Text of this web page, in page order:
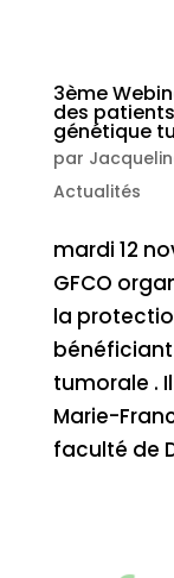
3ème
des
génétique
par
Actualités
mardi 12
GFCO
la
bénéficiant
tumorale .
Marie-
faculté de